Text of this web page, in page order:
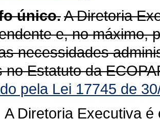
único.A Diretoria
e, no máximo,
necessidades
no Estatuto da
pela Lei 17745 de
A Diretoria Executiva